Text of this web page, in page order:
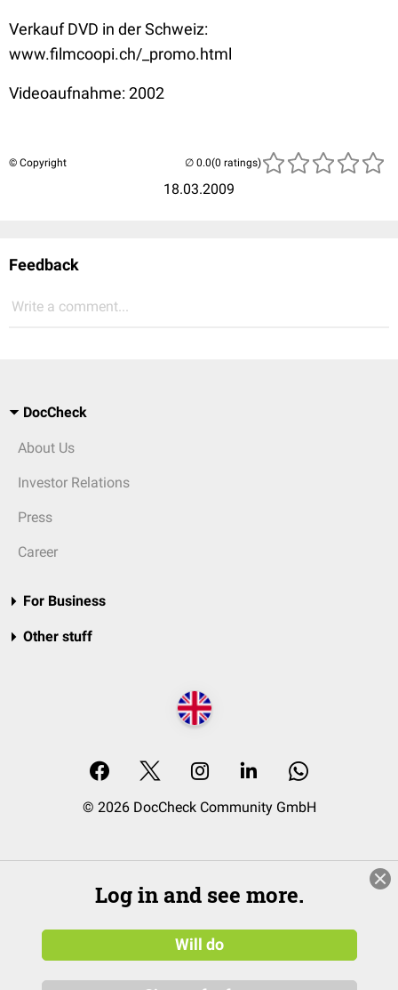
Verkauf DVD in der Schweiz:
www.filmcoopi.ch/_promo.html
Videoaufnahme: 2002
© Copyright
18.03.2009
(0 ratings)
Feedback
Write a comment...
DocCheck
About Us
Investor Relations
Press
Career
For Business
Other stuff
© 2026 DocCheck Community GmbH
Log in and see more.
Will do